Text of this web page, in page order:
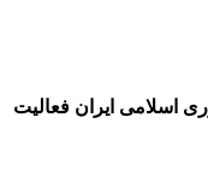
اسلامی ایران فعالیت